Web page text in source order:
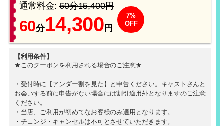
通常料金: 60分15,400円
60分14,300 円
7%
OFF
【利用条件】
★このクーポンを利用される場合のご注意★
・受付時に【アンダー割を見た】と申告ください。キャストさんと
お会いする前に申告がない場合には割引適用外となりますのご注意
ください。
・当店、ご利用が初めてなお客様のみ適用となります。
・チェンジ・キャンセルは不可とさせていただきます。